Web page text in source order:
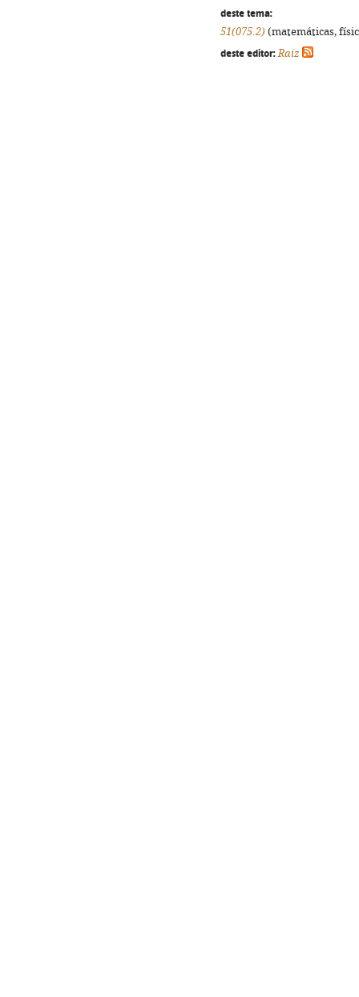
deste tema:
51(075.2) (matemáticas,
deste editor: Raiz